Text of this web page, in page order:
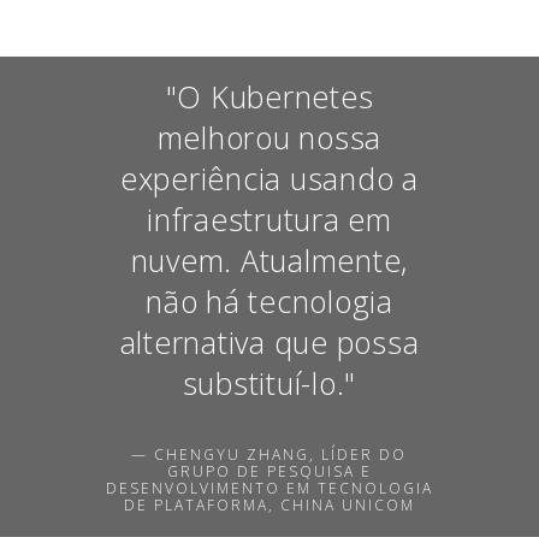
"O Kubernetes
melhorou nossa
experiência usando a
infraestrutura em
nuvem. Atualmente,
não há tecnologia
alternativa que possa
substituí-lo."
— CHENGYU ZHANG, LÍDER DO
GRUPO DE PESQUISA E
DESENVOLVIMENTO EM TECNOLOGIA
DE PLATAFORMA, CHINA UNICOM